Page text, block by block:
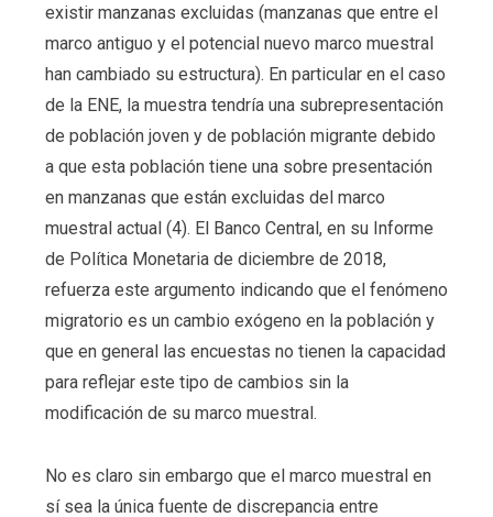
existir manzanas excluidas (manzanas que entre el
marco antiguo y el potencial nuevo marco muestral
han cambiado su estructura). En particular en el caso
de la ENE, la muestra tendría una subrepresentación
de población joven y de población migrante debido
a que esta población tiene una sobre presentación
en manzanas que están excluidas del marco
muestral actual (4). El Banco Central, en su Informe
de Política Monetaria de diciembre de 2018,
refuerza este argumento indicando que el fenómeno
migratorio es un cambio exógeno en la población y
que en general las encuestas no tienen la capacidad
para reflejar este tipo de cambios sin la
modificación de su marco muestral.
No es claro sin embargo que el marco muestral en
sí sea la única fuente de discrepancia entre